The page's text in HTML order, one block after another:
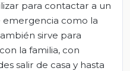
para contactar a un
emergencia como la
sirve para
la familia, con
salir de casa y hasta